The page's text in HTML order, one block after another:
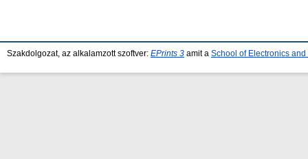
Szakdolgozat, az alkalamzott szoftver: EPrints 3 amit a School of Electronics